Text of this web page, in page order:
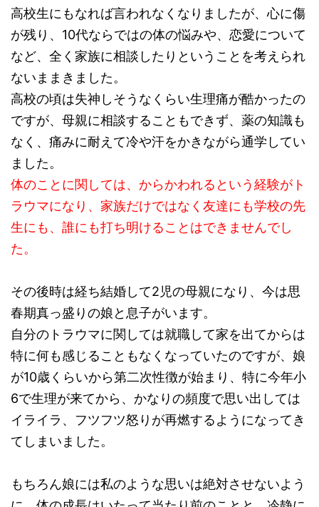
高校生にもなれば言われなくなりましたが、心に傷
が残り、10代ならではの体の悩みや、恋愛について
など、全く家族に相談したりということを考えられ
ないままきました。
高校の頃は失神しそうなくらい生理痛が酷かったの
ですが、母親に相談することもできず、薬の知識も
なく、痛みに耐えて冷や汗をかきながら通学してい
ました。
体のことに関しては、からかわれるという経験がト
ラウマになり、家族だけではなく友達にも学校の先
生にも、誰にも打ち明けることはできませんでし
た。
その後時は経ち結婚して2児の母親になり、今は思
春期真っ盛りの娘と息子がいます。
自分のトラウマに関しては就職して家を出てからは
特に何も感じることもなくなっていたのですが、娘
が10歳くらいから第二次性徴が始まり、特に今年小
6で生理が来てから、かなりの頻度で思い出しては
イライラ、フツフツ怒りが再燃するようになってき
てしまいました。
もちろん娘には私のような思いは絶対させないよう